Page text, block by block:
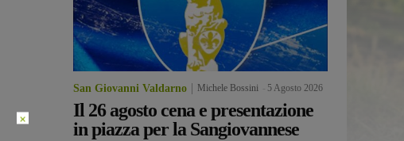
San Giovanni Valdarno Michele Bossini 5 Agosto 2026
Il 26 agosto cena e presentazione
in piazza per la Sangiovannese
×